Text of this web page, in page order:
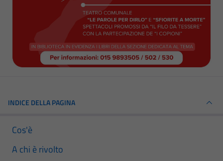
INDICE DELLA PAGINA
Cos'è
A chi è rivolto